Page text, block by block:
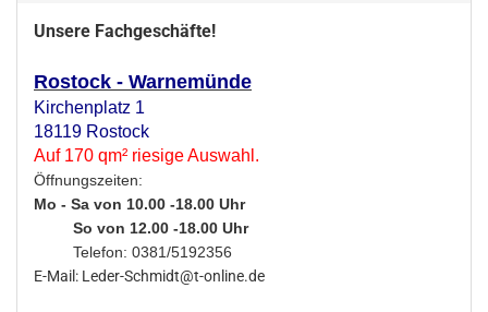
Unsere Fachgeschäfte!
Rostock - Warnemünde
Kirchenplatz 1
18119 Rostock
Auf 170 qm² riesige Auswahl.
Öffnungszeiten:
Mo - Sa von 10.00 -18.00 Uhr
So von 12.00 -18.00 Uhr
Telefon: 0381/5192356
E-Mail: Leder-Schmidt@t-online.de